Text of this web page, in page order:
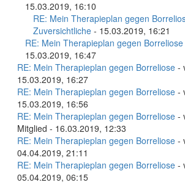
15.03.2019, 16:10
RE: Mein Therapieplan gegen
Zuversichtliche - 15.03.2019, 16:21
RE: Mein Therapieplan gegen Borreliose
15.03.2019, 16:47
RE: Mein Therapieplan gegen Borreliose -
15.03.2019, 16:27
RE: Mein Therapieplan gegen Borreliose -
15.03.2019, 16:56
RE: Mein Therapieplan gegen Borreliose -
Mitglied - 16.03.2019, 12:33
RE: Mein Therapieplan gegen Borreliose -
04.04.2019, 21:11
RE: Mein Therapieplan gegen Borreliose -
05.04.2019, 06:15